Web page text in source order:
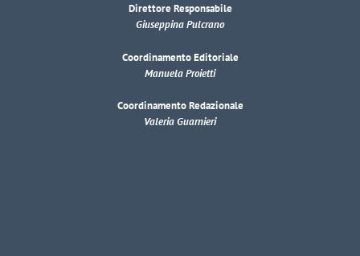
Direttore Responsabile
Giuseppina Pulcrano
Coordinamento Editoriale
Manuela Proietti
Coordinamento Redazionale
Valeria Guarnieri